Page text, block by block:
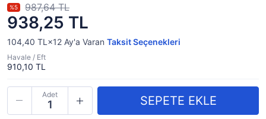
938,25 TL
%5 987,64 TL
104,40 TL×12 Ay'a Varan Taksit Seçenekleri
Havale / Eft
910,10 TL
Adet